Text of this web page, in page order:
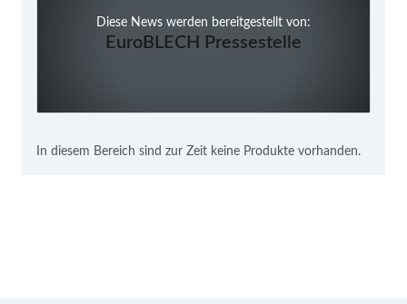
Diese News werden bereitgestellt von:
EuroBLECH Pressestelle
In diesem Bereich sind zur Zeit keine Produkte vorhanden.